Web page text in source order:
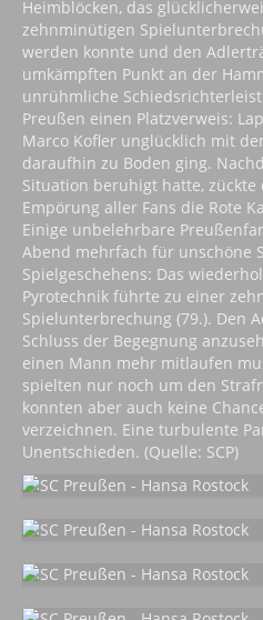
Heimblöcken, das
zehnminütigen
werden konnte und den
umkämpften Punkt an der
unrühmliche
Preußen einen Platzverweis:
Marco Kofler unglücklich mit
daraufhin zu Boden ging.
Situation beruhigt hatte,
Empörung aller Fans die Rote
Einige unbelehrbare
Abend mehrfach für unschöne
Spielgeschehens: Das
Pyrotechnik führte zu einer
Spielunterbrechung (79.). Den
Schluss der Begegnung
einen Mann mehr mitlaufen
spielten nur noch um den
konnten aber auch keine
verzeichnen. Eine turbulente
Unentschieden. (Quelle: SCP)